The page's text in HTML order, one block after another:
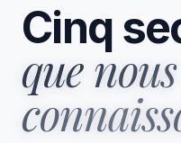
Cinq
que nous